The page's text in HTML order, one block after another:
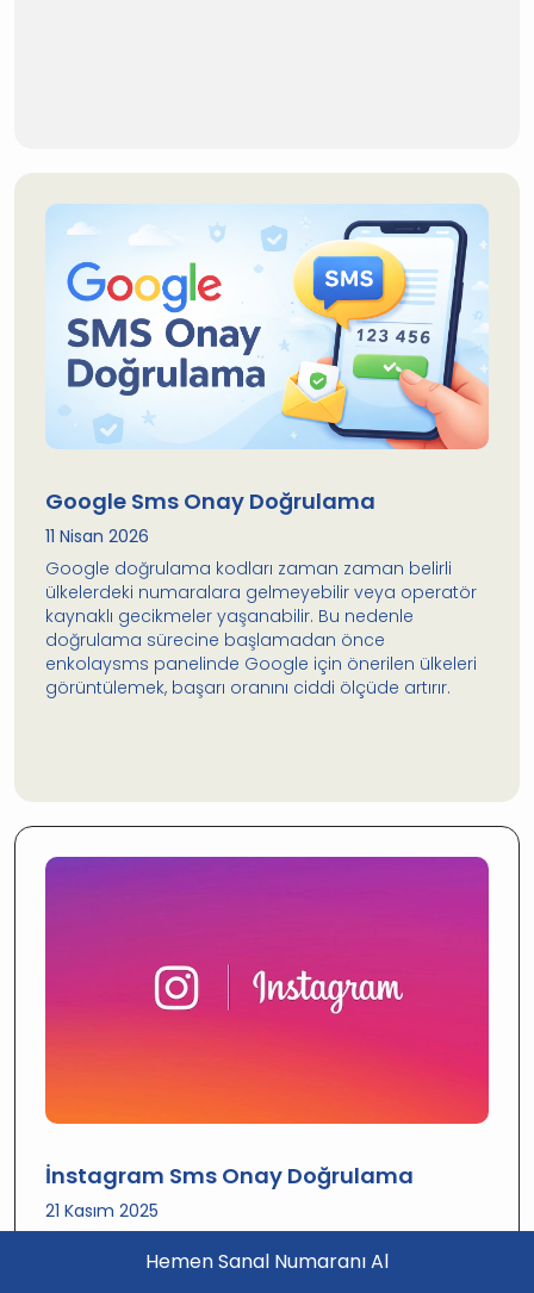
Hemen Sanal Numaranı Al
Google Sms Onay Doğrulama
11 Nisan 2026
Google doğrulama kodları zaman zaman belirli
ülkelerdeki numaralara gelmeyebilir veya operatör
kaynaklı gecikmeler yaşanabilir. Bu nedenle
doğrulama sürecine başlamadan önce
enkolaysms panelinde Google için önerilen ülkeleri
görüntülemek, başarı oranını ciddi ölçüde artırır.
İnstagram Sms Onay Doğrulama
21 Kasım 2025
doğrulaması için numara aldığında, onlarca